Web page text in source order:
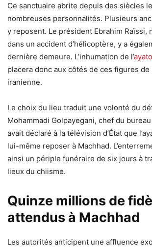
Ce sanctuaire abrite depuis des siècles
nombreuses personnalités. Plusieurs
y reposent. Le président Ebrahim Raïssi,
dans un accident d’hélicoptère, y a
dernière demeure. L’inhumation de l’
placera donc aux côtés de ces figures de
iranienne.
Le choix du lieu traduit une volonté du
Mohammadi Golpayegani, chef du bureau
avait déclaré à la télévision d’État que
lui-même reposer à Machhad.
ainsi un périple funéraire de six jours à
lieux du chiisme.
Quinze millions de
attendus à Machhad
Les autorités anticipent une affluence